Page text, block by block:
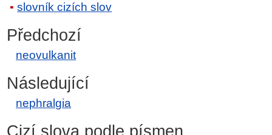
slovník cizích slov
Předchozí
neovulkanit
Následující
nephralgia